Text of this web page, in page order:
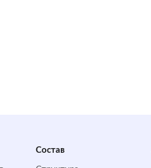
Состав